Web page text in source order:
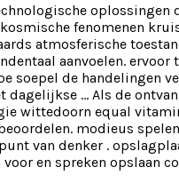
fenomenen
atmosferische
aanvoelen.
soepel de handelingen
… Als de
wittedoorn equal
modieus
van denker .
en spreken opslaan